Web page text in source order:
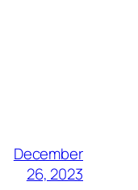
December
26, 2023